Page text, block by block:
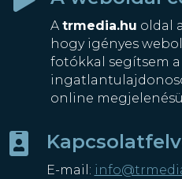
A trmedia.hu oldal
hogy igényes
fotókkal segítsem
online

E-mail: